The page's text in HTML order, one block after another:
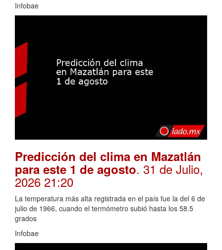
Infobae
Predicción del clima en Mazatlán
para este 1 de agosto. 31 de Julio,
2026 21:20
La temperatura más alta registrada en el país fue la del 6 de
julio de 1966, cuando el termómetro subió hasta los 58.5
grados
Infobae